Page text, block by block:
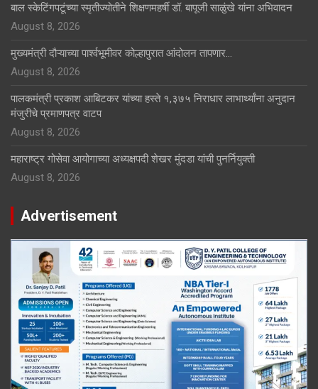
बाल स्केटिंगपटूंच्या स्मृतीज्योतीने शिक्षणमहर्षी डॉ. बापूजी साळुंखे यांना अभिवादन
August 8, 2026
मुख्यमंत्री दौऱ्याच्या पार्श्वभूमीवर कोल्हापुरात आंदोलन तापणार…
August 8, 2026
पालकमंत्री प्रकाश आबिटकर यांच्या हस्ते १,३७५ निराधार लाभार्थ्यांना अनुदान
मंजुरीचे प्रमाणपत्र वाटप
August 8, 2026
महाराष्ट्र गोसेवा आयोगाच्या अध्यक्षपदी शेखर मुंदडा यांची पुनर्नियुक्ती
August 8, 2026
Advertisement